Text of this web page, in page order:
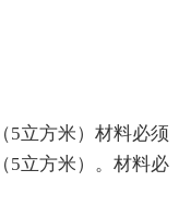
5立方米）材料必须
5立方米）。材料必